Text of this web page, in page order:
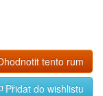
tento rum
Přidat do wishlistu